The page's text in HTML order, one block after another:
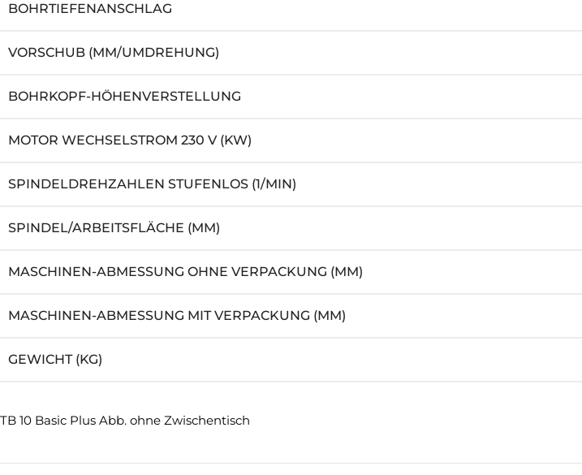
BOHRTIEFENANSCHLAG
VORSCHUB (MM/UMDREHUNG)
BOHRKOPF-HÖHENVERSTELLUNG
MOTOR WECHSELSTROM 230 V (KW)
SPINDELDREHZAHLEN STUFENLOS (1/MIN)
SPINDEL/ARBEITSFLÄCHE (MM)
MASCHINEN-ABMESSUNG OHNE VERPACKUNG (MM)
MASCHINEN-ABMESSUNG MIT VERPACKUNG (MM)
GEWICHT (KG)
TB 10 Basic Plus Abb. ohne Zwischentisch